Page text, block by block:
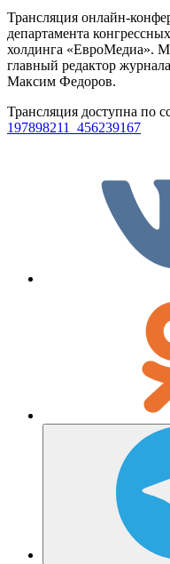
Трансляция онлайн-
департамента
холдинга «ЕвроМедиа».
главный редактор
Максим Федоров.
Трансляция доступна по
197898211_456239167